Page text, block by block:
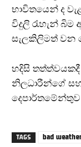
භාවිතයෙන් ද
විදුලි රැහැන් බිම
සැලකිලිමත් වන
හදිසි තත්ත්වයකදී
නිලධාරීන්ගේ
TAGS bad weather